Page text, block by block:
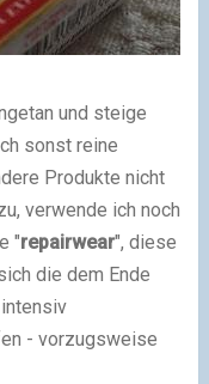
und steige
sonst reine
Produkte nicht
verwende ich noch
"repairwear", diese
die dem Ende
- vorzugsweise